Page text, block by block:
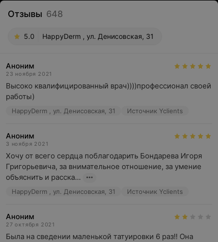
Отзывы 648
5.0 HappyDerm , ул. Денисовская, 31
Аноним
23 ноября 2021
Высоко квалифицированный врач))))профессионал своей
работы)
HappyDerm , ул. Денисовская, 31 Источник Yclients
Аноним
3 ноября 2021
Хочу от всего сердца поблагодарить Бондарева Игоря
Григорьевича, за внимательное отношение, за умение
объяснить и расска...
HappyDerm , ул. Денисовская, 31 Источник Yclients
Аноним
27 октября 2021
Была на сведении маленькой татуировки 6 раз!! Она